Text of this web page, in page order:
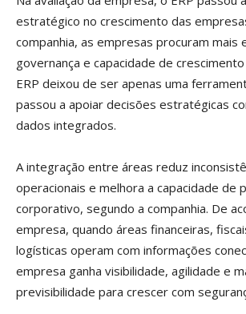
estratégico no crescimento das
companhia, as empresas procuram mais
governança e capacidade de
ERP deixou de ser apenas uma
passou a apoiar decisões estratégicas
dados integrados.
A integração entre áreas reduz
operacionais e melhora a capacidade de
corporativo, segundo a companhia. De
empresa, quando áreas financeiras,
logísticas operam com informações
empresa ganha visibilidade, agilidade e
previsibilidade para crescer com